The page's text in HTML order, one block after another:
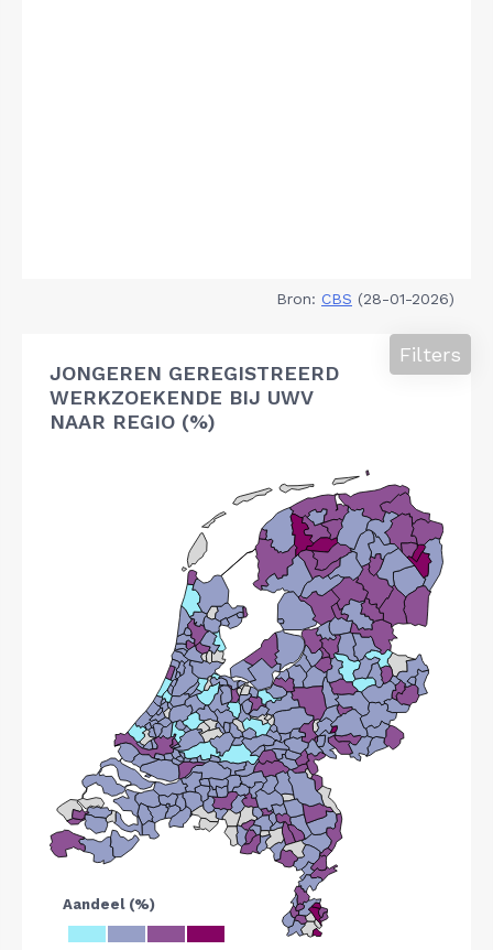
Bron: CBS (28-01-2026)
JONGEREN GEREGISTREERD
WERKZOEKENDE BIJ UWV
NAAR REGIO (%)
Filters